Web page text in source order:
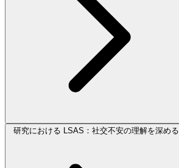
研究における LSAS：社交不安の理解を深める